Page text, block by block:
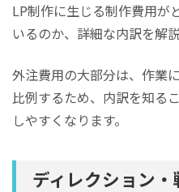
LP制作に生じる制作費用が
いるのか、詳細な内訳を解説
外注費用の大部分は、作業
比例するため、内訳を知る
しやすくなります。
ディレクション